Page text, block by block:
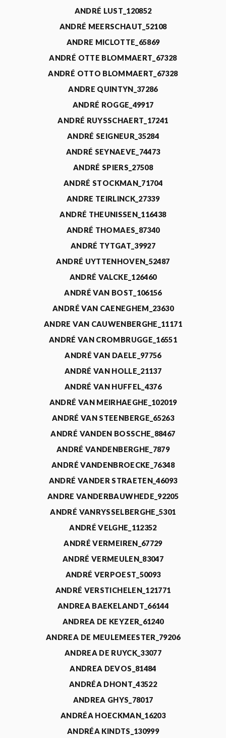
ANDRÉ LUST_120852
ANDRÉ MEERSCHAUT_52108
ANDRE MICLOTTE_65869
ANDRÉ OTTE BLOMMAERT_67328
ANDRÉ OTTO BLOMMAERT_67328
ANDRE QUINTYN_37286
ANDRÉ ROGGE_49917
ANDRÉ RUYSSCHAERT_17241
ANDRÉ SEIGNEUR_35284
ANDRÉ SEYNAEVE_74473
ANDRÉ SPIERS_27508
ANDRÉ STOCKMAN_71704
ANDRE TEIRLINCK_27339
ANDRÉ THEUNISSEN_116438
ANDRÉ THOMAES_87340
ANDRÉ TYTGAT_39927
ANDRÉ UYTTENHOVEN_52487
ANDRÉ VALCKE_126460
ANDRÉ VAN BOST_106156
ANDRÉ VAN CAENEGHEM_23630
ANDRE VAN CAUWENBERGHE_11171
ANDRÉ VAN CROMBRUGGE_16551
ANDRÉ VAN DAELE_97756
ANDRÉ VAN HOLLE_21137
ANDRÉ VAN HUFFEL_4376
ANDRÉ VAN MEIRHAEGHE_102019
ANDRÉ VAN STEENBERGE_65263
ANDRÉ VANDEN BOSSCHE_88467
ANDRÉ VANDENBERGHE_7879
ANDRÉ VANDENBROECKE_76348
ANDRÉ VANDER STRAETEN_46093
ANDRE VANDERBAUWHEDE_92205
ANDRÉ VANRYSSELBERGHE_5301
ANDRÉ VELGHE_112352
ANDRÉ VERMEIREN_67729
ANDRÉ VERMEULEN_83047
ANDRÉ VERPOEST_50093
ANDRÉ VERSTICHELEN_121771
ANDREA BAEKELANDT_66144
ANDREA DE KEYZER_61240
ANDREA DE MEULEMEESTER_79206
ANDREA DE RUYCK_33077
ANDREA DEVOS_81484
ANDRÉA DHONT_43522
ANDREA GHYS_78017
ANDRÉA HOECKMAN_16203
ANDRÉA KINDTS_130999